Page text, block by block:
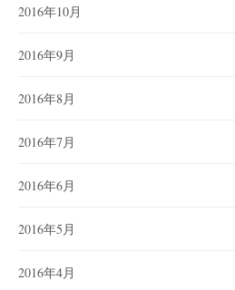
2016年10月
2016年9月
2016年8月
2016年7月
2016年6月
2016年5月
2016年4月